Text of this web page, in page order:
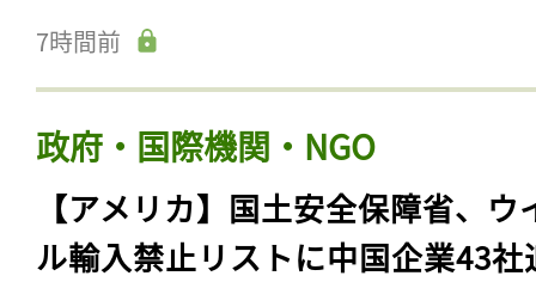
7時間前
政府・国際機関・NGO
【アメリカ】国土安全保障省、ウ
ル輸入禁止リストに中国企業43社